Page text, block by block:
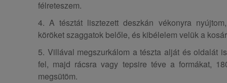
félreteszem.
4. A tésztát lisztezett deszkán vékonyra
köröket szaggatok belőle, és kibélelem velük a
5. Villával megszurkálom a tészta alját és oldalát
fel, majd rácsra vagy tepsire téve a formákat,
megsütöm.